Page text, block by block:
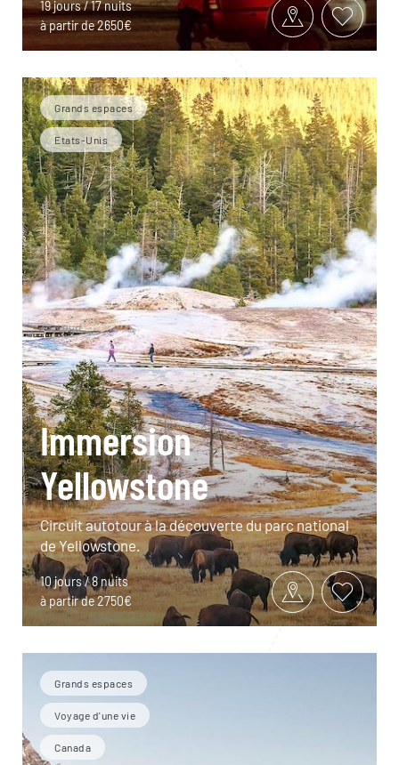
19 jours / 17 nuits
à partir de 2650€
Grands espaces
Etats-Unis
Immersion
Yellowstone
Circuit autotour à la découverte du parc national
de Yellowstone.
10 jours / 8 nuits
à partir de 2750€
Grands espaces
Voyage d'une vie
Canada